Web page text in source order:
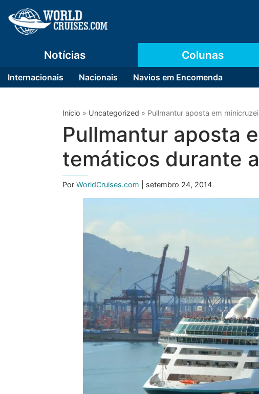
Notícias
Internacionais Nacionais Navios em Encomenda
Colunas
Início » Uncategorized » Pullmantur aposta em
Pullmantur aposta
temáticos durante
Por WorldCruises.com | setembro 24, 2014